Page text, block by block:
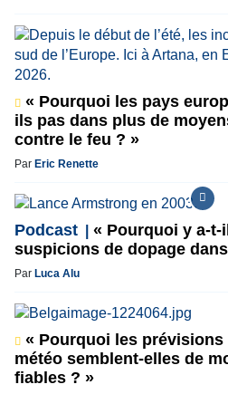
« Pourquoi les pays
ils pas dans plus de
contre le feu ? »
Par Eric Renette
Podcast
« Pourquoi y a-t-
suspicions de dopage
Par Luca Alu
« Pourquoi les
météo semblent-elles de
fiables ? »